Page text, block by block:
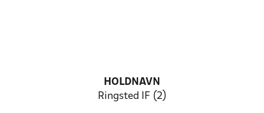
HOLDNAVN
Ringsted IF (2)